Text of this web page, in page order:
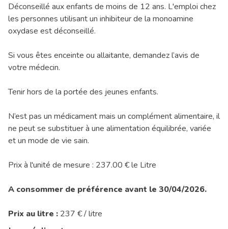
Déconseillé aux enfants de moins de 12 ans. L'emploi chez
les personnes utilisant un inhibiteur de la monoamine
oxydase est déconseillé.
Si vous êtes enceinte ou allaitante, demandez l’avis de
votre médecin.
Tenir hors de la portée des jeunes enfants.
N’est pas un médicament mais un complément alimentaire, il
ne peut se substituer à une alimentation équilibrée, variée
et un mode de vie sain.
Prix à l'unité de mesure : 237.00 € le Litre
A consommer de préférence avant le 30/04/2026.
Prix au litre : 237 € / litre